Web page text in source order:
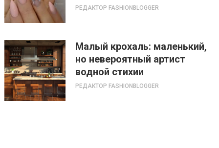
РЕДАКТОР FASHIONBLOGGER
Малый крохаль: маленький,
но невероятный артист
водной стихии
РЕДАКТОР FASHIONBLOGGER